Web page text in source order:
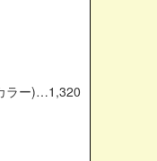
ラー)…1,320